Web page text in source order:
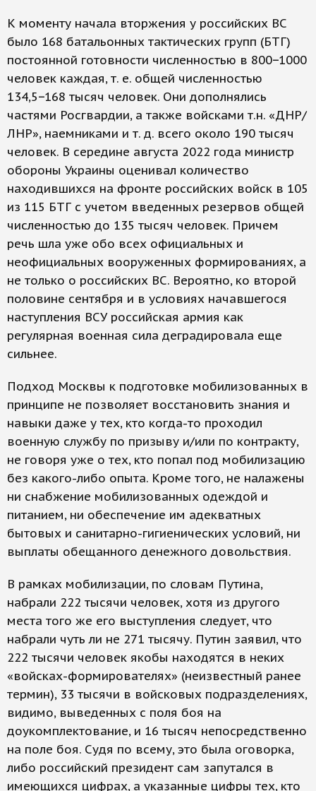
К моменту начала вторжения у российских ВС
было 168 батальонных тактических групп (БТГ)
постоянной готовности численностью в 800−1000
человек каждая, т. е. общей численностью
134,5−168 тысяч человек. Они дополнялись
частями Росгвардии, а также войсками т.н. «ДНР/
ЛНР», наемниками и т. д. всего около 190 тысяч
человек. В середине августа 2022 года министр
обороны Украины оценивал количество
находившихся на фронте российских войск в 105
из 115 БТГ с учетом введенных резервов общей
численностью до 135 тысяч человек. Причем
речь шла уже обо всех официальных и
неофициальных вооруженных формированиях, а
не только о российских ВС. Вероятно, ко второй
половине сентября и в условиях начавшегося
наступления ВСУ российская армия как
регулярная военная сила деградировала еще
сильнее.
Подход Москвы к подготовке мобилизованных в
принципе не позволяет восстановить знания и
навыки даже у тех, кто когда-то проходил
военную службу по призыву и/или по контракту,
не говоря уже о тех, кто попал под мобилизацию
без какого-либо опыта. Кроме того, не налажены
ни снабжение мобилизованных одеждой и
питанием, ни обеспечение им адекватных
бытовых и санитарно-гигиенических условий, ни
выплаты обещанного денежного довольствия.
В рамках мобилизации, по словам Путина,
набрали 222 тысячи человек, хотя из другого
места того же его выступления следует, что
набрали чуть ли не 271 тысячу. Путин заявил, что
222 тысячи человек якобы находятся в неких
«войсках-формирователях» (неизвестный ранее
термин), 33 тысячи в войсковых подразделениях,
видимо, выведенных с поля боя на
доукомплектование, и 16 тысяч непосредственно
на поле боя. Судя по всему, это была оговорка,
либо российский президент сам запутался в
имеющихся цифрах, а указанные цифры тех, кто